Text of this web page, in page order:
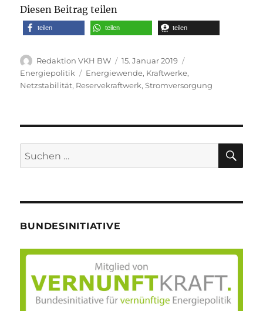
Diesen Beitrag teilen
teilen teilen teilen
Autor
Redaktion VKH BW
Veröffentlicht
am
15. Januar 2019
Energiepolitik
Schlagwörter
Energiewende, Kraftwerke,
Netzstabilität, Reservekraftwerk,Stromversorgung
Suche
nach:
BUNDESINITIATIVE